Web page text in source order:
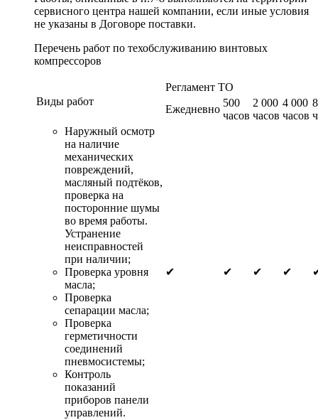
сервисного центра нашей компании, если иные условия
не указаны в Договоре поставки.
Перечень работ по техобслуживанию винтовых
компрессоров
Виды работ
Регламент ТО
Ежедневно
500
часов
2 000
часов
4 000
часов
Наружный осмотр
на наличие
механических
повреждений,
масляный подтёков,
проверка на
посторонние шумы
во время работы.
Устранение
неисправностей
при наличии;
Проверка уровня
масла;
Проверка
сепарации масла;
Проверка
герметичности
соединений
пневмосистемы;
Контроль
показаний
приборов панели
управлений.
✔ ✔ ✔ ✔